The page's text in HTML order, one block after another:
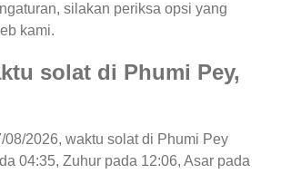
silakan periksa opsi yang
kami.
solat di Phumi Pey,
08/2026, waktu solat di Phumi Pey
04:35, Zuhur pada 12:06, Asar pada